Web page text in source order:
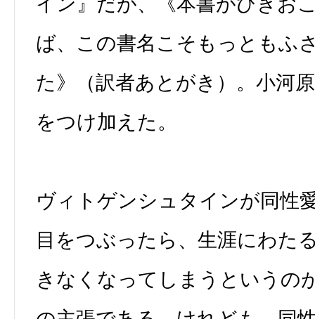
ば、この書名こそもっともふ
た》（訳者あとがき）。小河
をつけ加えた。
ヴィトゲンシュタインが同性
目をつぶったら、生涯にわた
きなくなってしまうというの